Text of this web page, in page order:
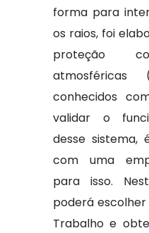
forma para
os raios, foi
proteção
atmosféricas
conhecidos
validar o
desse sistema,
com uma
para isso.
poderá escolher
Trabalho e